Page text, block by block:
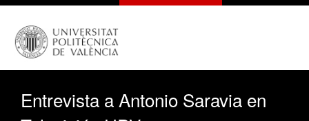
Entrevista a Antonio Saravia en